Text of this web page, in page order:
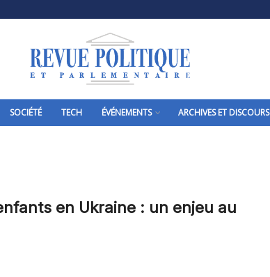
SOCIÉTÉ TECH ÉVÉNEMENTS ARCHIVES ET DISCOURS
en Ukraine : un enjeu au